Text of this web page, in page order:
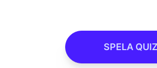
SPELA QUIZ